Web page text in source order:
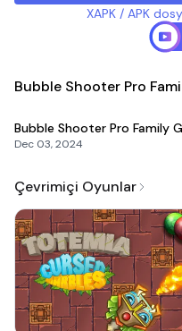
XAPK / APK
Bubble Shooter Pro
Bubble Shooter Pro Family
Dec 03, 2024
Çevrimiçi Oyunlar